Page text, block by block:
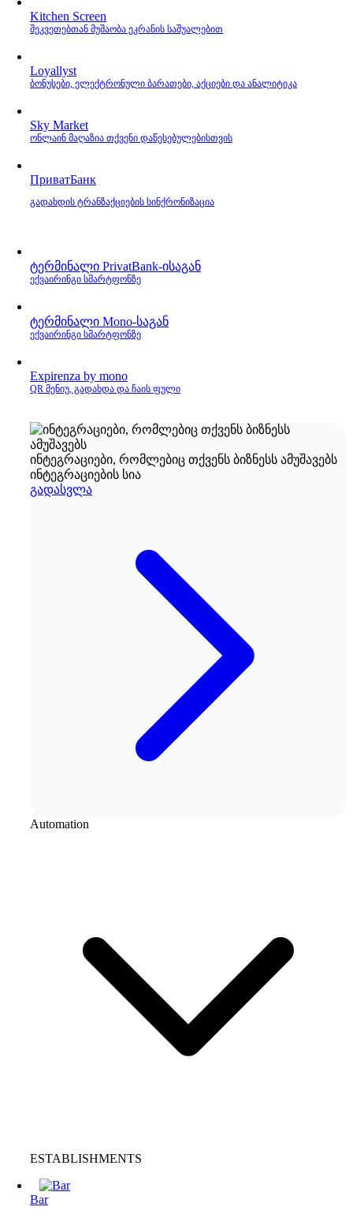
Kitchen Screen
შეკვეთებთან მუშაობა ეკრანის საშუალებით
Loyallyst
ბონუსები, ელექტრონული ბარათები, აქციები და ანალიტიკა
Sky Market
ონლაინ მაღაზია თქვენი დაწესებულებისთვის
ПриватБанк
გადახდის ტრანზაქციების სინქრონიზაცია
ტერმინალი PrivatBank‑ისაგან
ექვაირინგი სმარტფონზე
ტერმინალი Mono‑საგან
ექვაირინგი სმარტფონზე
Expirenza by mono
QR მენიუ, გადახდა და ჩაის ფული
ინტეგრაციები, რომლებიც თქვენს ბიზნესს ამუშავებს
ინტეგრაციების სია
გადასვლა
Automation
ESTABLISHMENTS
Bar